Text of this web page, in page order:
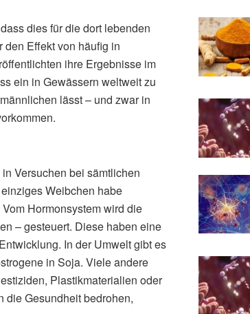
dies für die dort lebenden
Effekt von häufig in
ihre Ergebnisse im
ein in Gewässern weltweit zu
lässt – und zwar in
Versuchen bei sämtlichen
Weibchen habe
Hormonsystem wird die
– gesteuert. Diese haben eine
In der Umwelt gibt es
in Soja. Viele andere
Plastikmaterialien oder
die Gesundheit bedrohen,